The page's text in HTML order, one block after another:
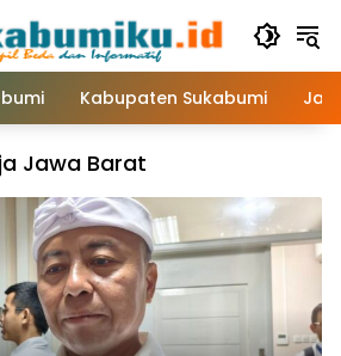
Kabupaten Sukabumi
Jawa Barat